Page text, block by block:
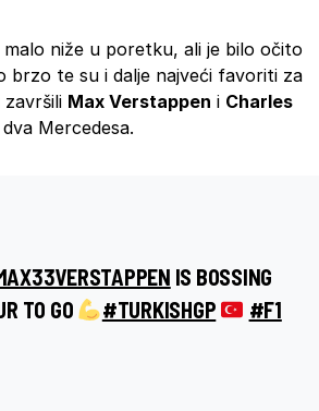
malo niže u poretku, ali je bilo očito
brzo te su i dalje najveći favoriti za
Max Verstappen i Charles
Mercedesa.
IS BOSSING
TO GO
#TURKISHGP
#F1